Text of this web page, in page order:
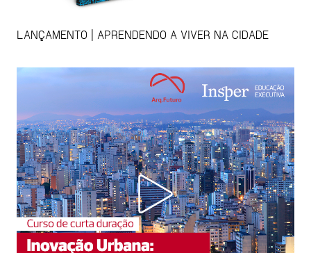
LANÇAMENTO | APRENDENDO A VIVER NA CIDADE